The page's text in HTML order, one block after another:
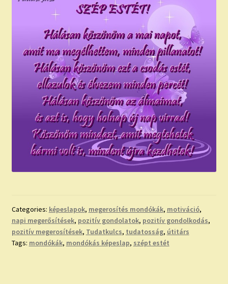
Categories: képeslapok, megerosítés mondókák, motiváció,
napi megerősítések, pozitív gondolatok, pozitív gondolkodás,
pozitív megerosítések, Tudatkulcs, tudatosság, útitárs
Tags: mondókák, mondókás képeslap, szépt estét